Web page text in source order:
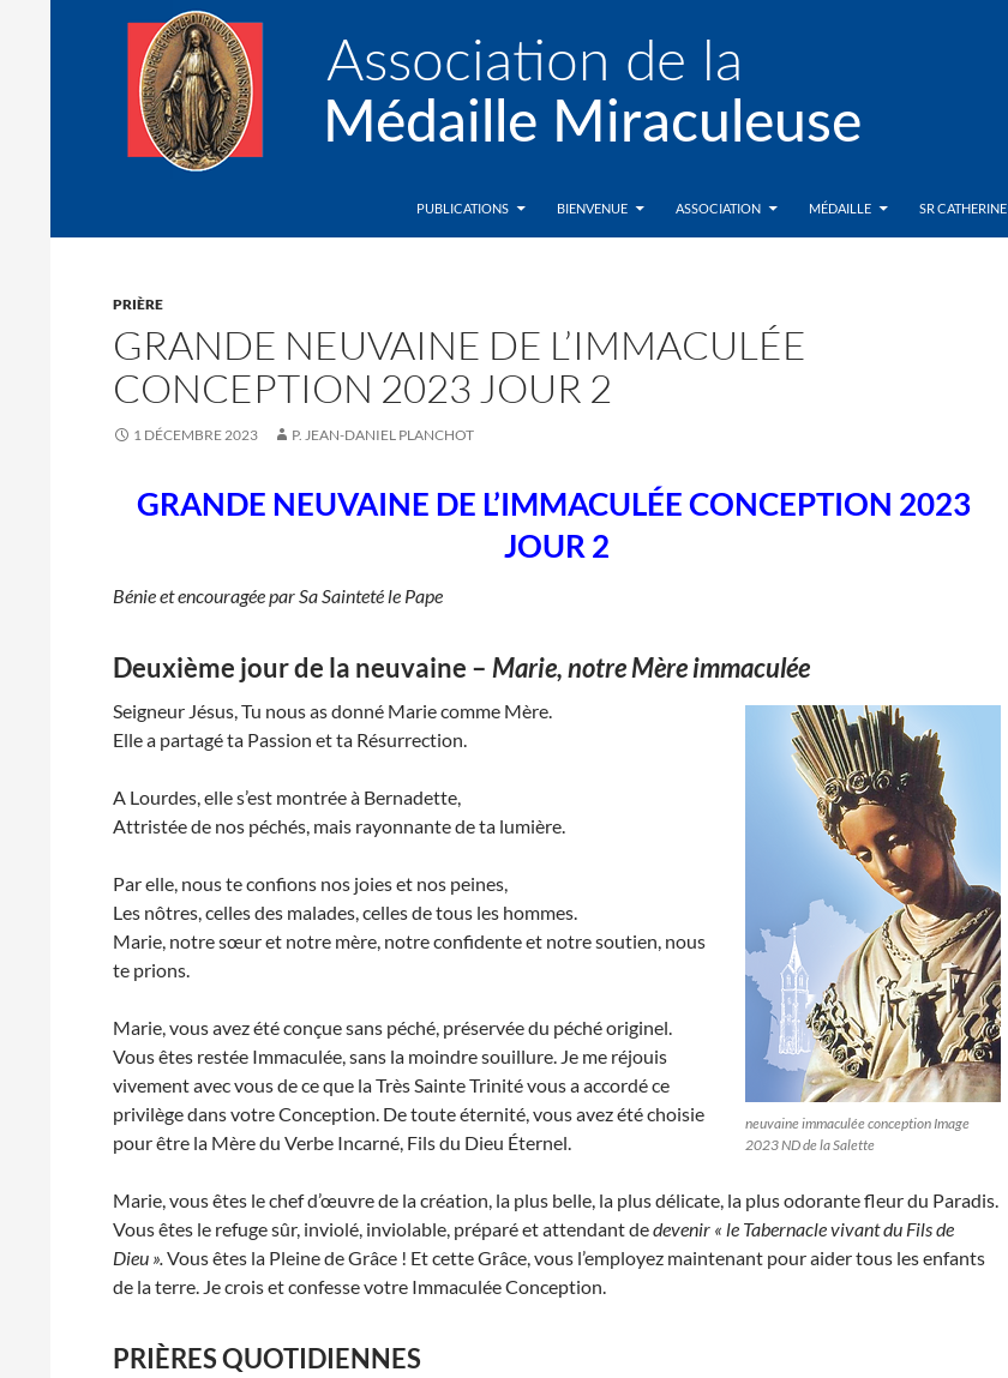
Association de la Médaille MiraculeusePUBLICATIONS
BIENVENUE ASSOCIATION MÉDAILLE SR CATHERINE
PRIÈRE
GRANDE NEUVAINE DE L’IMMACULÉE
CONCEPTION 2023 JOUR 2
1 DÉCEMBRE 2023 P. JEAN-DANIEL PLANCHOT
GRANDE NEUVAINE DE L’IMMACULÉE CONCEPTION 2023
JOUR 2
Bénie et encouragée par Sa Sainteté le Pape
Deuxième jour de la neuvaine – Marie, notre Mère immaculée
neuvaine immaculée conception Image
2023 ND de la Salette
Seigneur Jésus, Tu nous as donné Marie comme Mère.
Elle a partagé ta Passion et ta Résurrection.
A Lourdes, elle s’est montrée à Bernadette,
Attristée de nos péchés, mais rayonnante de ta lumière.
Par elle, nous te confions nos joies et nos peines,
Les nôtres, celles des malades, celles de tous les hommes.
Marie, notre sœur et notre mère, notre confidente et notre soutien, nous
te prions.
Marie, vous avez été conçue sans péché, préservée du péché originel.
Vous êtes restée Immaculée, sans la moindre souillure. Je me réjouis
vivement avec vous de ce que la Très Sainte Trinité vous a accordé ce
privilège dans votre Conception. De toute éternité, vous avez été choisie
pour être la Mère du Verbe Incarné, Fils du Dieu Éternel.
Marie, vous êtes le chef d’œuvre de la création, la plus belle, la plus délicate, la plus odorante fleur du Paradis.
Vous êtes le refuge sûr, inviolé, inviolable, préparé et attendant dedevenir « le Tabernacle vivant du Fils de
Dieu ».Vous êtes la Pleine de Grâce ! Et cette Grâce, vous l’employez maintenant pour aider tous les enfants
de la terre. Je crois et confesse votre Immaculée Conception.
PRIÈRES QUOTIDIENNES